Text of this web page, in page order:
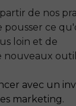
de nos
pousser ce
loin et de
nouveaux
avec un
marketing.